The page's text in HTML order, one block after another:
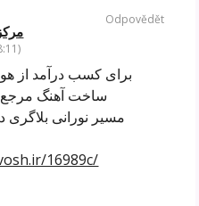
برای کسب درآمد از
ساخت آهنگ مرجع
مسیر نورانی
16989c/
Odpovědět